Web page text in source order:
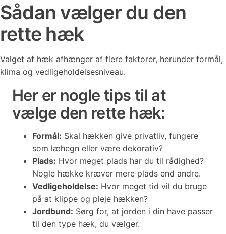
Sådan vælger du den
rette hæk
Valget af hæk afhænger af flere faktorer, herunder formål,
klima og vedligeholdelsesniveau.
Her er nogle tips til at
vælge den rette hæk:
Formål: Skal hækken give privatliv, fungere
som læhegn eller være dekorativ?
Plads: Hvor meget plads har du til rådighed?
Nogle hække kræver mere plads end andre.
Vedligeholdelse: Hvor meget tid vil du bruge
på at klippe og pleje hækken?
Jordbund: Sørg for, at jorden i din have passer
til den type hæk, du vælger.